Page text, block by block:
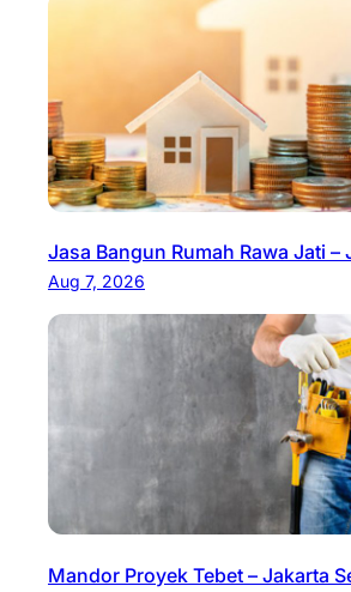
Jasa Bangun Rumah Rawa Jati –
Aug 7, 2026
Mandor Proyek Tebet – Jakarta